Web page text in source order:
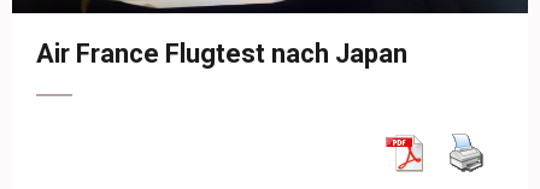
Air France Flugtest nach Japan